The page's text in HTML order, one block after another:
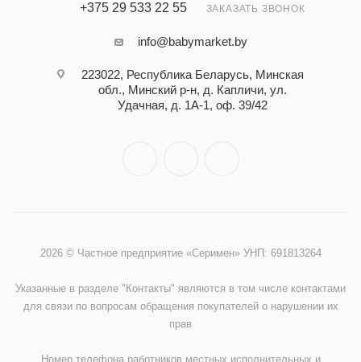
+375 29 533 22 55 ЗАКАЗАТЬ ЗВОНОК
info@babymarket.by
223022, Республика Беларусь, Минская
обл., Минский р-н, д. Капличи, ул.
Удачная, д. 1А-1, оф. 39/42
2026 © Частное предприятие «Серимен» УНП: 691813264
Указанные в разделе "Контакты" являются в том числе контактами
для связи по вопросам обращения покупателей о нарушении их
прав
Номер телефона работников местных исполнительных и